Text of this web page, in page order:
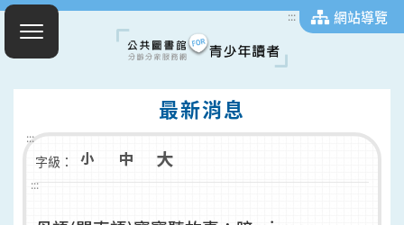
::: 網站導覽
最新消息
:::
字級：
:::